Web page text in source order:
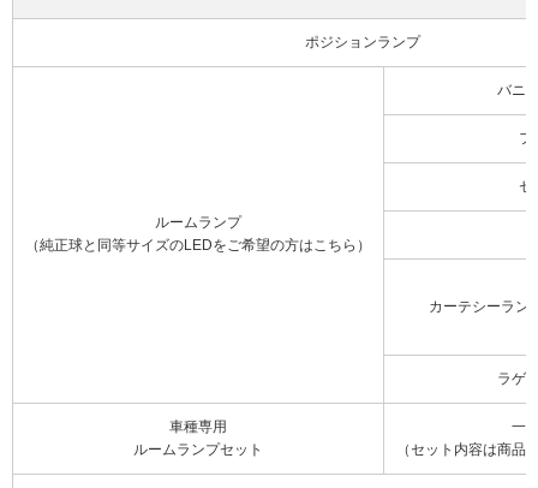
ポジションランプ
ルームランプ
（純正球と同等サイズのLEDをご希望の方はこちら）
バニ
フ
セ
カーテシーラン
ラゲ
車種専用
ルームランプセット
一
（セット内容は商品